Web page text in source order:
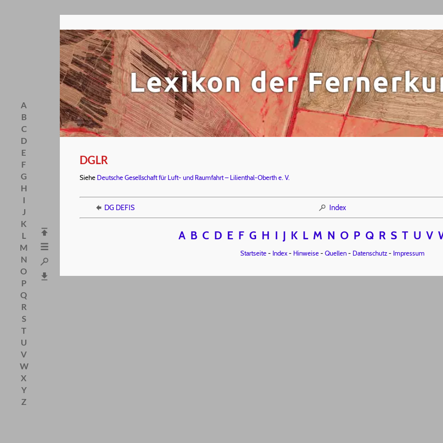
A
B
C
D
E
F
G
H
I
J
K
L
M
N
O
P
Q
R
S
T
U
V
W
X
Y
Z
DGLR
Siehe Deutsche Gesellschaft für Luft- und Raumfahrt – Lilienthal-Oberth e. V.
DG DEFIS Index
A B C D E F G H I J K L M N O P Q R S T U V
Startseite- Index- Hinweise- Quellen- Datenschutz- Impressum